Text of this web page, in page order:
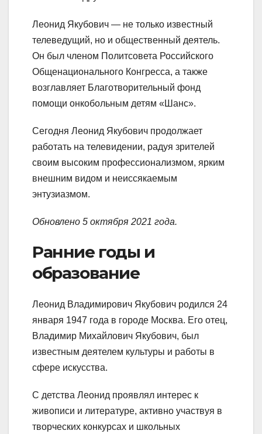
Леонид Якубович — не только известный
телеведущий, но и общественный деятель.
Он был членом Политсовета Российского
Общенационального Конгресса, а также
возглавляет Благотворительный фонд
помощи онкобольным детям «Шанс».
Сегодня Леонид Якубович продолжает
работать на телевидении, радуя зрителей
своим высоким профессионализмом, ярким
внешним видом и неиссякаемым
энтузиазмом.
Обновлено 5 октября 2021 года.
Ранние годы и
образование
Леонид Владимирович Якубович родился 24
января 1947 года в городе Москва. Его отец,
Владимир Михайлович Якубович, был
известным деятелем культуры и работы в
сфере искусства.
С детства Леонид проявлял интерес к
живописи и литературе, активно участвуя в
творческих конкурсах и школьных